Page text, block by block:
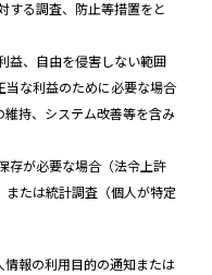
する調査、防止等措置をと
益、自由を侵害しない範囲
な利益のために必要な場合
維持、システム改善等を含み
存が必要な場合（法令上許
たは統計調査（個人が特定
報の利用目的の通知または